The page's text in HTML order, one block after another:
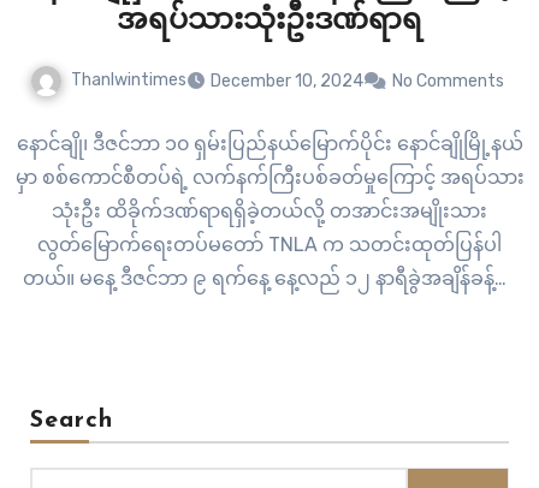
အရပ်သားသုံးဦးဒဏ်ရာရ
Thanlwintimes December 10, 2024 No Comments
နောင်ချို၊ ဒီဇင်ဘာ ၁၀ ရှမ်းပြည်နယ်မြောက်ပိုင်း နောင်ချိုမြို့နယ်
မှာ စစ်ကောင်စီတပ်ရဲ့ လက်နက်ကြီးပစ်ခတ်မှုကြောင့် အရပ်သား
သုံးဦး ထိခိုက်ဒဏ်ရာရရှိခဲ့တယ်လို့ တအာင်းအမျိုးသား
လွတ်မြောက်ရေးတပ်မတော် TNLA က သတင်းထုတ်ပြန်ပါ
တယ်။ မနေ့ ဒီဇင်ဘာ ၉ ရက်နေ့ နေ့လည် ၁၂ နာရီခွဲအချိန်ခန့်က
Search